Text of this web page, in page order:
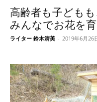
高齢者も子ども
みんなでお花を育
ライター 鈴木清美 - 2019年6月26